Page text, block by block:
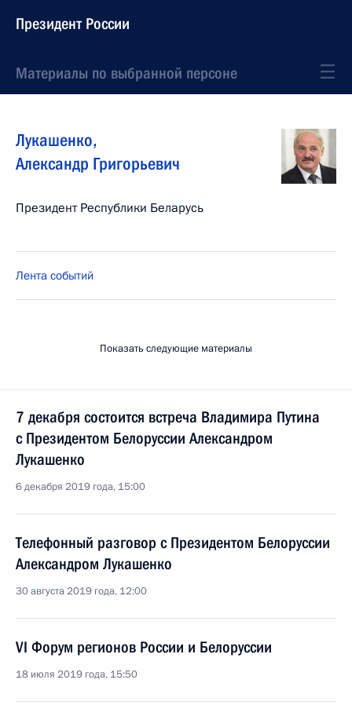
Президент России
Материалы по выбранной персоне
Лукашенко,
Александр Григорьевич
Президент Республики Беларусь
Лента событий
Показать следующие материалы
7 декабря состоится встреча Владимира Путина
с Президентом Белоруссии Александром
Лукашенко
6 декабря 2019 года, 15:00
Телефонный разговор с Президентом Белоруссии
Александром Лукашенко
30 августа 2019 года, 12:00
VI Форум регионов России и Белоруссии
18 июля 2019 года, 15:50